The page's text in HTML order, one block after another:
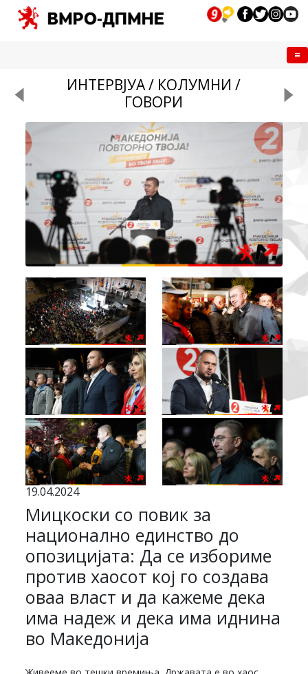
ИНТЕРВЈУА / КОЛУМНИ /
ГОВОРИ
19.04.2024
Мицкоски со повик за
национално единство до
опозицијата: Да се избориме
против хаосот кој го создава
оваа власт и да кажеме дека
има надеж и дека има иднина
во Македонија